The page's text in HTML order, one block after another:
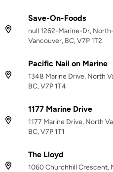
Save-On-Foods
null 1262-Marine-Dr, North-
Vancouver, BC, V7P 1T2
Pacific Nail on Marine
1348 Marine Drive, North
BC, V7P 1T4
1177 Marine Drive
1177 Marine Drive, North
BC, V7P 1T1
The Lloyd
1060 Churchhill Crescent,